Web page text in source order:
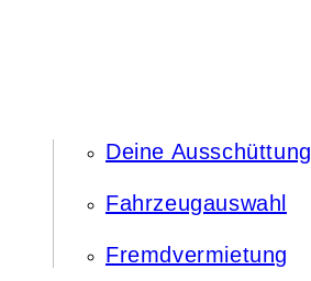
Deine Ausschüttung
Fahrzeugauswahl
Fremdvermietung